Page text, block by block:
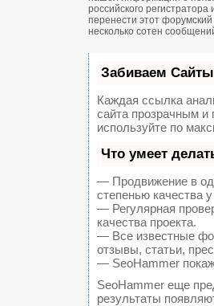
российского
перенести этот
несколько сотен
Забиваем
Каждая ссылка
сайта прозрачным
используйте по
Что умеет
— Продвижение в
степенью качества
— Регулярная
качества проекта.
— Все известные
отзывы, статьи,
— SeoHammer
SeoHammer еще
результаты